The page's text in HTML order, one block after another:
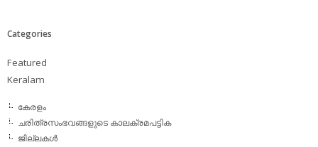
Categories
Featured
Keralam
കേരളം
ചരിത്രസംഭവങ്ങളുടെ കാലക്രമപട്ടിക
ജില്ലകള്‍